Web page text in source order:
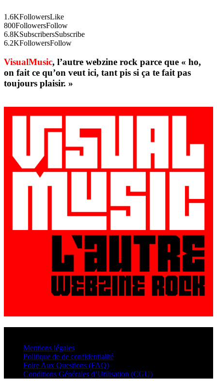
1.6KFollowersLike
800FollowersFollow
6.8KSubscribersSubscribe
6.2KFollowersFollow
VisualMusic, l’autre webzine rock parce que « ho,
on fait ce qu’on veut ici, tant pis si ça te fait pas
toujours plaisir. »
Mentions légales
Politique de de confidentialité
Foire Aux Questions (FAQ)
Conditions Générales d’Utilisation (CGU)